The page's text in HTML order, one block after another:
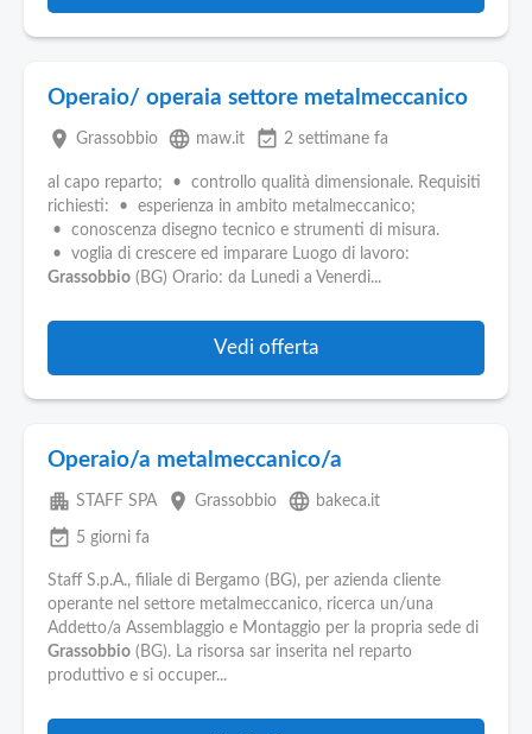
Operaio/ operaia settore metalmeccanico
place Grassobbio language maw.it event_available 2 settimane fa
al capo reparto; • controllo qualità dimensionale. Requisiti
richiesti: • esperienza in ambito metalmeccanico;
• conoscenza disegno tecnico e strumenti di misura.
• voglia di crescere ed imparare Luogo di lavoro:
Grassobbio (BG) Orario: da Lunedi a Venerdi...
Vedi offerta
Operaio/a metalmeccanico/a
apartment STAFF SPA place Grassobbio language bakeca.it
event_available 5 giorni fa
Staff S.p.A., filiale di Bergamo (BG), per azienda cliente
operante nel settore metalmeccanico, ricerca un/una
Addetto/a Assemblaggio e Montaggio per la propria sede di
Grassobbio (BG). La risorsa sar inserita nel reparto
produttivo e si occuper...